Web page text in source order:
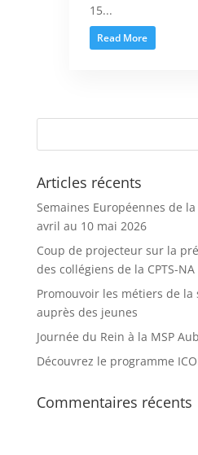
15...
Read More
Articles récents
Semaines Européennes de
avril au 10 mai 2026
Coup de projecteur sur la
des collégiens de la CPTS-NA
Promouvoir les métiers de la
auprès des jeunes
Journée du Rein à la MSP
Découvrez le programme
Commentaires récents